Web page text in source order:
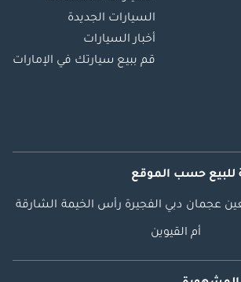
السيارات الجديدة
أخبار السيارات
قم ببيع سيارتك في الإمارات
للبيع حسب الموقع
عجمان دبي الفجيرة رأس الخيمة الشارقة
أم القيوين